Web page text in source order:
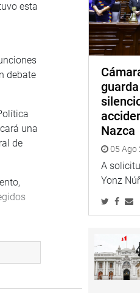
esta
debate
una
de
Nazca
05 Ago
A
Yonz